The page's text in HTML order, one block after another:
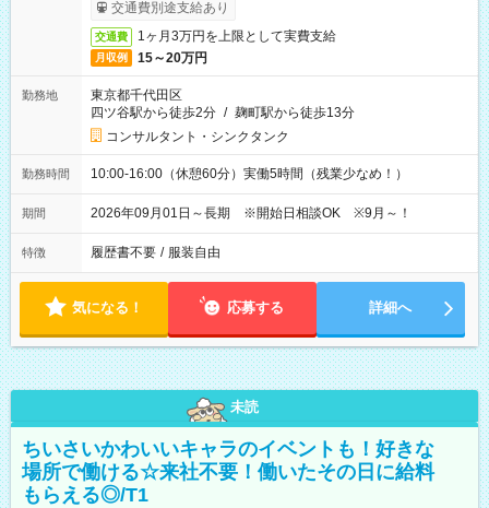
交通費別途支給あり
交通費 1ヶ月3万円を上限として実費支給
月収例 15～20万円
勤務地
東京都千代田区
四ツ谷駅から徒歩2分 / 麹町駅から徒歩13分
コンサルタント・シンクタンク
勤務時間 10:00-16:00（休憩60分）実働5時間（残業少なめ！）
期間 2026年09月01日～長期 ※開始日相談OK ※9月～！
特徴 履歴書不要 / 服装自由
気になる！ 応募する 詳細へ
未読
ちいさいかわいいキャラのイベントも！好きな
場所で働ける☆来社不要！働いたその日に給料
もらえる◎/T1